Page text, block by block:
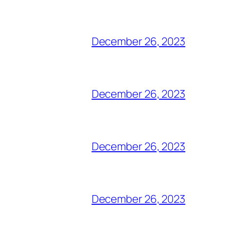
December 26, 2023
December 26, 2023
December 26, 2023
December 26, 2023